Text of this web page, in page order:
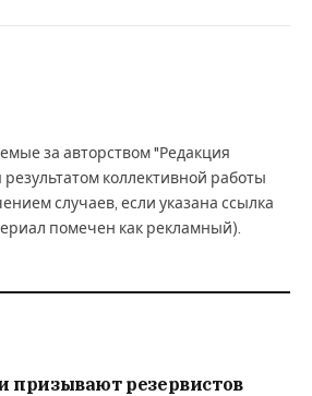
за авторством "Редакция
коллективной работы
случаев, если указана ссылка
помечен как рекламный).
призывают резервистов